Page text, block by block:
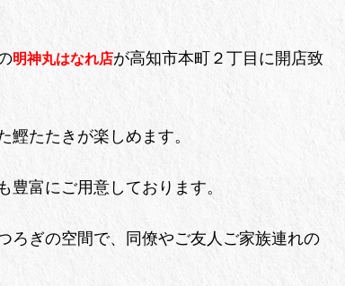
明神丸はなれ店が高知市本町２丁目に開店致
たたきが楽しめます。
富にご用意しております。
ろぎの空間で、同僚やご友人ご家族連れの